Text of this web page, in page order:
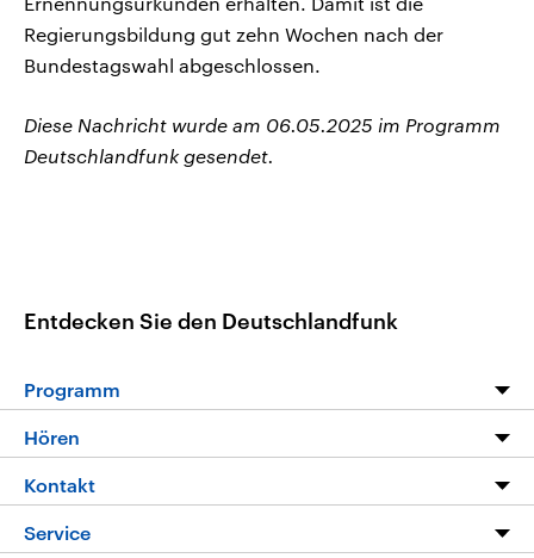
Regierungsbildung gut zehn Wochen nach der
Bundestagswahl abgeschlossen.
Diese Nachricht wurde am 06.05.2025 im Programm
Deutschlandfunk gesendet.
Entdecken Sie den Deutschlandfunk
Programm
Programm
Die Nachrichten
Nachrichtenleicht
Hören
Livestream
Kontakt
Hörerservice
Service